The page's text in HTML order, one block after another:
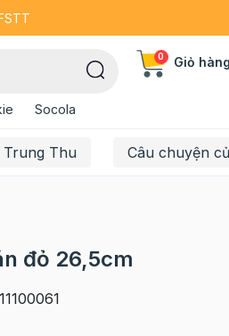
Socola
0 Giỏ hàng
Trung Thu Câu chuyện
đỏ 26,5cm